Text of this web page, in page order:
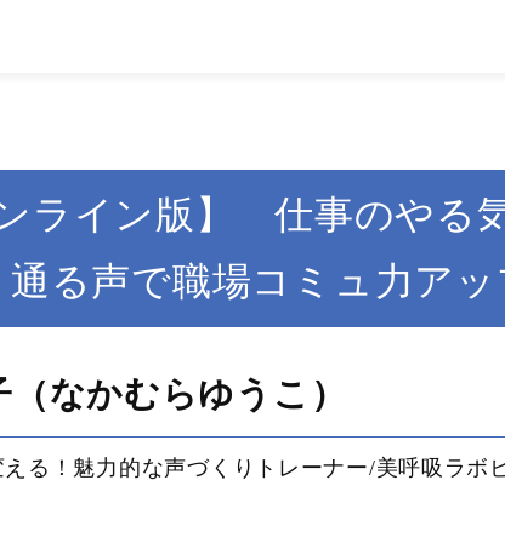
ライン版】 仕事のやる
通る声で職場コミュ力アッ
（なかむらゆうこ）
る！魅力的な声づくりトレーナー/美呼吸ラボ